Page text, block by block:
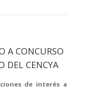
A CONCURSO
DEL CENCYA
de interés a